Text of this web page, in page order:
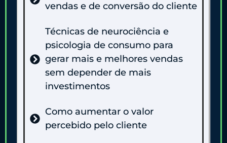
vendas e de conversão do cliente
Técnicas de neurociência e
psicologia de consumo para
gerar mais e melhores vendas
sem depender de mais
investimentos
Como aumentar o valor
percebido pelo cliente